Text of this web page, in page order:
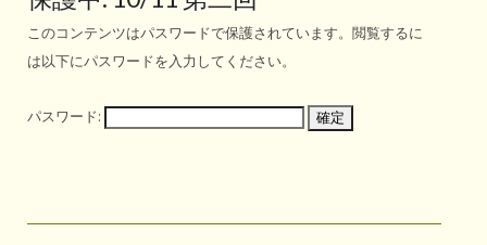
このコンテンツはパスワードで保護されています。閲覧するに
は以下にパスワードを入力してください。
パスワード: